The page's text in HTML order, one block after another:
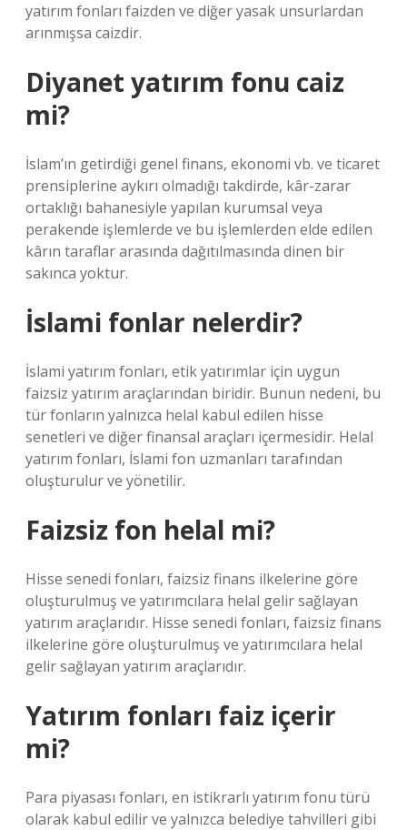
yatırım fonları faizden ve diğer yasak unsurlardan
arınmışsa caizdir.
Diyanet yatırım fonu caiz
mi?
İslam’ın getirdiği genel finans, ekonomi vb. ve ticaret
prensiplerine aykırı olmadığı takdirde, kâr-zarar
ortaklığı bahanesiyle yapılan kurumsal veya
perakende işlemlerde ve bu işlemlerden elde edilen
kârın taraflar arasında dağıtılmasında dinen bir
sakınca yoktur.
İslami fonlar nelerdir?
İslami yatırım fonları, etik yatırımlar için uygun
faizsiz yatırım araçlarından biridir. Bunun nedeni, bu
tür fonların yalnızca helal kabul edilen hisse
senetleri ve diğer finansal araçları içermesidir. Helal
yatırım fonları, İslami fon uzmanları tarafından
oluşturulur ve yönetilir.
Faizsiz fon helal mi?
Hisse senedi fonları, faizsiz finans ilkelerine göre
oluşturulmuş ve yatırımcılara helal gelir sağlayan
yatırım araçlarıdır. Hisse senedi fonları, faizsiz finans
ilkelerine göre oluşturulmuş ve yatırımcılara helal
gelir sağlayan yatırım araçlarıdır.
Yatırım fonları faiz içerir
mi?
Para piyasası fonları, en istikrarlı yatırım fonu türü
olarak kabul edilir ve yalnızca belediye tahvilleri gibi